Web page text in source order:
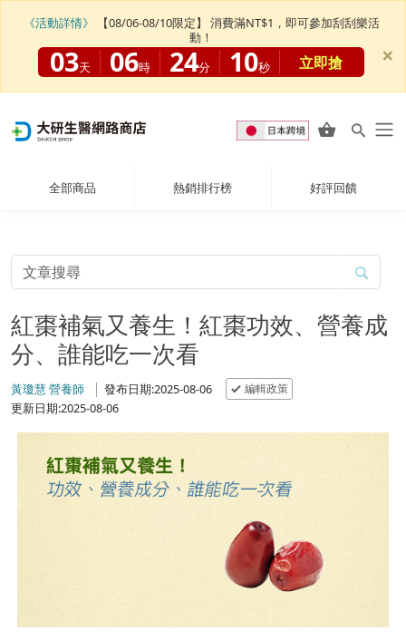
全部商品 熱銷排行榜 好評回饋
紅棗補氣又養生！紅棗功效、營養成
分、誰能吃一次看
黃瓊慧 營養師 發布日期:2025-08-06 編輯政策
更新日期:2025-08-06
《活動詳情》
【08/06-08/10限定】 消費滿NT$1，即可參加刮刮樂活
動！
03天 06時 24分 10秒 立即搶 ×